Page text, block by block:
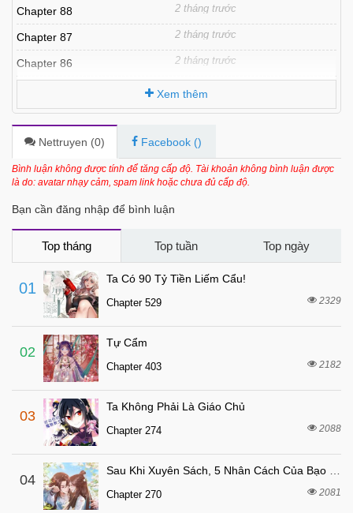
Chapter 88 2 tháng trước
Chapter 87 2 tháng trước
Chapter 86 2 tháng trước
Chapter 84 2 tháng trước
Chapter 83 2 tháng trước
Chapter 82 2 tháng trước
2 tháng trước
Chapter 79 2 tháng trước
Chapter 78
Chapter 77
Chapter 76
Chapter 75
Chapter 74
Chapter 73
Chapter 72
Chapter 71 3 tháng trước
Chapter 70 3 tháng trước
Chapter 69
Xem thêm
Nettruyen (0) Facebook ()
Bình luận không được tính để tăng cấp độ. Tài khoản không bình luận được
là do: avatar nhạy cảm, spam link hoặc chưa đủ cấp độ.
Bạn cần đăng nhập để bình luận
Top tháng Top tuần Top ngày
01
Ta Có 90 Tỷ Tiền Liếm Cẩu!
Chapter 529 2329
02
Tự Cẩm
Chapter 403 2182
03
Ta Không Phải Là Giáo Chủ
Chapter 274 2088
04
Chapter 270 2081